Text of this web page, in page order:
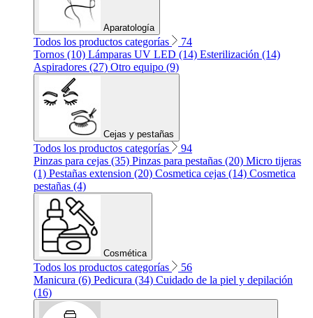
Aparatología
Todos los productos categorías
74
Tornos (10) Lámparas UV LED (14) Esterilización (14)
Aspiradores (27) Otro equipo (9)
Cejas y pestañas
Todos los productos categorías
94
Pinzas para cejas (35) Pinzas para pestañas (20) Micro tijeras
(1) Pestañas extension (20) Cosmetica cejas (14) Cosmetica
pestañas (4)
Cosmética
Todos los productos categorías
56
Manicura (6) Pedicura (34) Cuidado de la piel y depilación
(16)